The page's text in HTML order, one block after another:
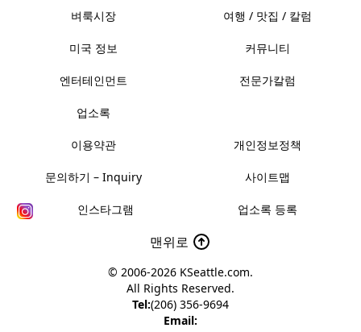
벼룩시장 여행 / 맛집 / 칼럼
미국 정보 커뮤니티
엔터테인먼트 전문가칼럼
업소록
이용약관 개인정보정책
문의하기 – Inquiry 사이트맵
인스타그램 업소록 등록
맨위로
© 2006-2026 KSeattle.com.
All Rights Reserved.
Tel:(206) 356-9694
Email: